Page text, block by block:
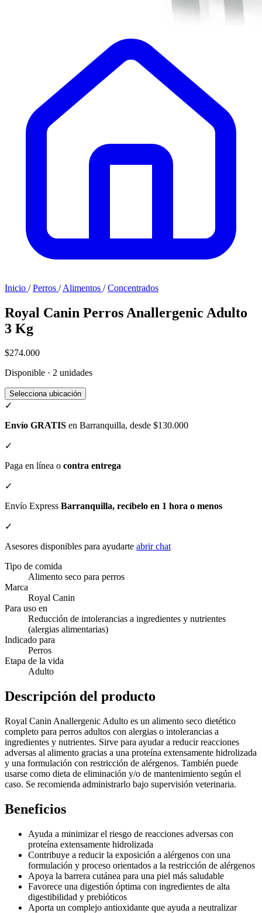
Inicio / Perros / Alimentos / Concentrados
Royal Canin Perros Anallergenic Adulto
3 Kg
$274.000
Disponible · 2 unidades
Selecciona ubicación
✓
Envío GRATIS en Barranquilla, desde $130.000
✓
Paga en línea o contra entrega
✓
Envío Express Barranquilla, recíbelo en 1 hora o menos
✓
Asesores disponibles para ayudarte abrir chat
Tipo de comida
Alimento seco para perros
Marca
Royal Canin
Para uso en
Reducción de intolerancias a ingredientes y nutrientes
(alergias alimentarias)
Indicado para
Perros
Etapa de la vida
Adulto
Descripción del producto
Royal Canin Anallergenic Adulto es un alimento seco dietético
completo para perros adultos con alergias o intolerancias a
ingredientes y nutrientes. Sirve para ayudar a reducir reacciones
adversas al alimento gracias a una proteína extensamente hidrolizada
y una formulación con restricción de alérgenos. También puede
usarse como dieta de eliminación y/o de mantenimiento según el
caso. Se recomienda administrarlo bajo supervisión veterinaria.
Beneficios
Ayuda a minimizar el riesgo de reacciones adversas con
proteína extensamente hidrolizada
Contribuye a reducir la exposición a alérgenos con una
formulación y proceso orientados a la restricción de alérgenos
Apoya la barrera cutánea para una piel más saludable
Favorece una digestión óptima con ingredientes de alta
digestibilidad y prebióticos
Aporta un complejo antioxidante que ayuda a neutralizar